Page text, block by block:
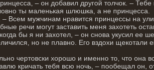
– он добавил другой толчок. – Тебе
ты маленькая шлюшка, а не принцесса.
Всем мужчинам нравится принцессы на
речи могут заставить меня захотеть
бы я ни захотел, – он снова укусил ее
но не плавно. Его вздохи
чертовски хорошо и именно то, что она
кричать тебя всю ночь, – пообещал он,